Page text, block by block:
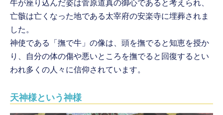
牛が座り込んだ姿は菅原道真の御心であると考えられ、
亡骸は亡くなった地である太宰府の安楽寺に埋葬されま
した。
神使である「撫で牛」の像は、頭を撫でると知恵を授か
り、自分の体の傷や悪いところを撫でると回復するとい
われ多くの人々に信仰されています。
天神様という神様